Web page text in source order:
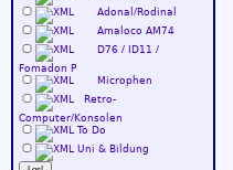
Adonal/Rodinal
Amaloco AM74
D76 / ID11 /
Fomadon P
Microphen
Retro-
Computer/Konsolen
To Do
Uni & Bildung